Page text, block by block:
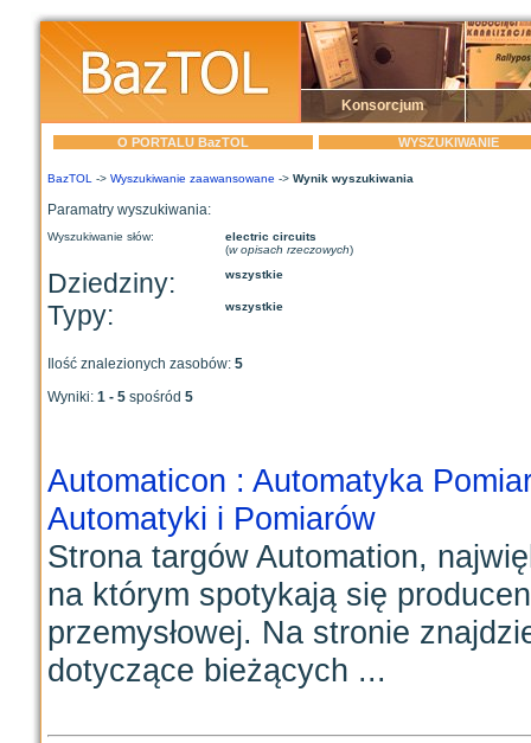
Konsorcjum
O PORTALU BazTOL WYSZUKIWANIE
BazTOL -> Wyszukiwanie zaawansowane -> Wynik wyszukiwania
Paramatry wyszukiwania:
Wyszukiwanie słów:
electric circuits
(w opisach rzeczowych)
Dziedziny: wszystkie
Typy: wszystkie
Ilość znalezionych zasobów: 5
Wyniki: 1 - 5 spośród 5
Automaticon : Automatyka
Automatyki i Pomiarów
Strona targów Automation,
na którym spotykają się
przemysłowej. Na stronie
dotyczące bieżących ...